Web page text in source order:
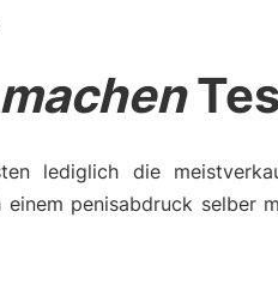
lediglich die
penisabdruck selber